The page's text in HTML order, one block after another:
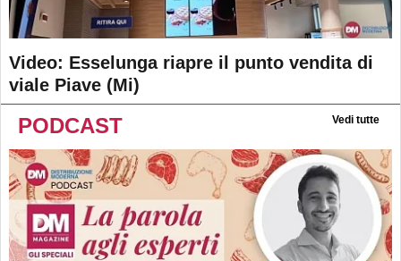
Video: Esselunga riapre il punto vendita di
viale Piave (Mi)
PODCAST Vedi tutte